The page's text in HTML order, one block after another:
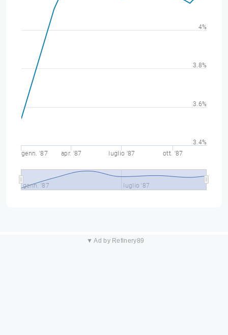
genn. '87 apr. '87 luglio '87 ott. '87
genn. '87 luglio '87
3.4%
3.6%
3.8%
4%
▼ Ad by Refinery89